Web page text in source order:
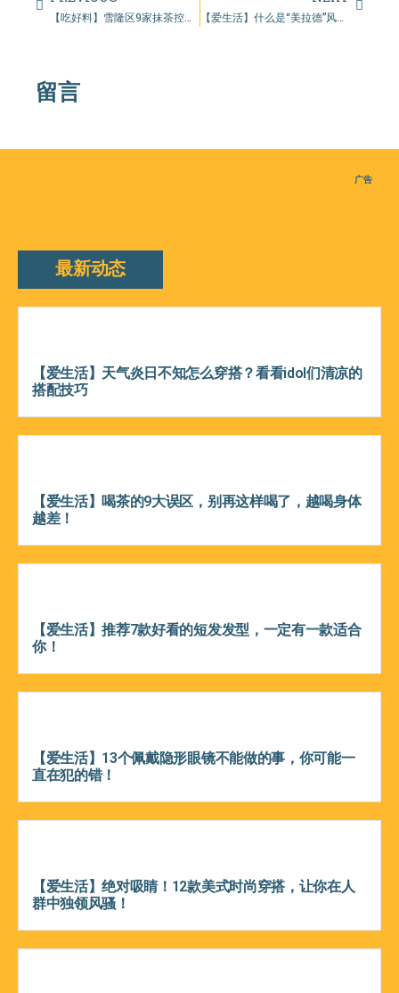
【爱生活】什么是“美拉德”风格？扒明星类似款穿搭！
留言
广告
最新动态
【爱生活】天气炎日不知怎么穿搭？看看idol们清凉的
搭配技巧
【爱生活】喝茶的9大误区，别再这样喝了，越喝身体
越差！
【爱生活】推荐7款好看的短发发型，一定有一款适合
你！
【爱生活】13个佩戴隐形眼镜不能做的事，你可能一
直在犯的错！
【爱生活】绝对吸睛！12款美式时尚穿搭，让你在人
群中独领风骚！